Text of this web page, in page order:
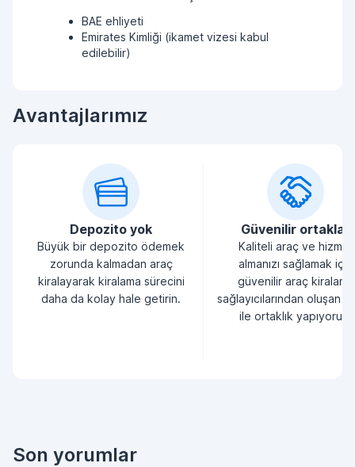
BAE ehliyeti
Emirates Kimliği (ikamet vizesi kabul
edilebilir)
Avantajlarımız
Depozito yok
Büyük bir depozito ödemek
zorunda kalmadan araç
kiralayarak kiralama sürecini
daha da kolay hale getirin.
Güvenilir ortaklar
Kaliteli araç ve hizmet
almanızı sağlamak için
güvenilir araç kiralama
sağlayıcılarından oluşan
ile ortaklık yapıyoruz.
Son yorumlar